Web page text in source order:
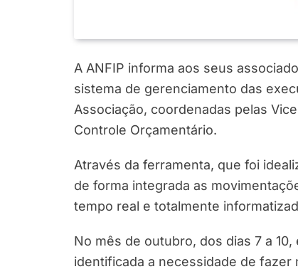
A ANFIP informa aos seus
sistema de gerenciamento das
Associação, coordenadas pelas
Controle Orçamentário.
Através da ferramenta, que foi
de forma integrada as
tempo real e totalmente
No mês de outubro, dos dias 7 a
identificada a necessidade de fazer